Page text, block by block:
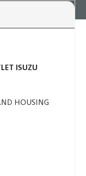
ISUZU
HOUSING